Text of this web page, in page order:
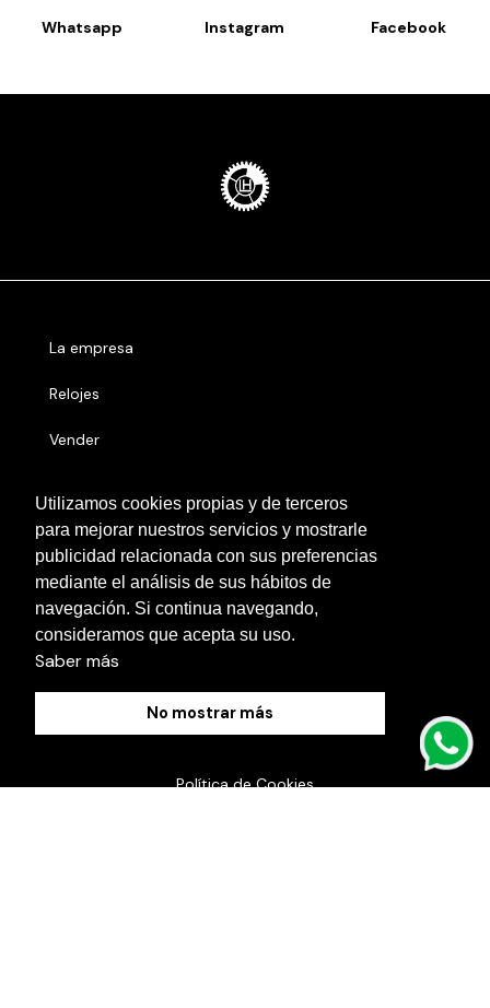
Utilizamos cookies propias y de terceros
para mejorar nuestros servicios y mostrarle
publicidad relacionada con sus preferencias
mediante el análisis de sus hábitos de
navegación. Si continua navegando,
consideramos que acepta su uso.
Saber más
No mostrar más
Whatsapp Instagram Facebook
La empresa
Relojes
Vender
Otras localidades
Contacto
Blog
Política de Cookies